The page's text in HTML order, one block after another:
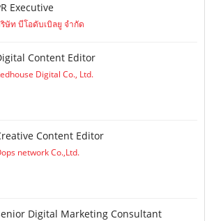
Executive
ษัท บีโอดับเบิลยู จำกัด
Content Editor
Digital Co., Ltd.
Content Editor
network Co.,Ltd.
Digital Marketing Consultant